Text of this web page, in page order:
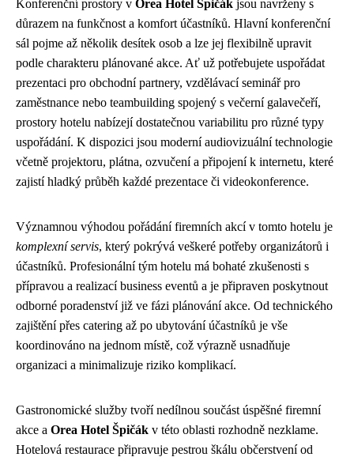
Konferenční prostory v Orea Hotel Špičák jsou navrženy s
důrazem na funkčnost a komfort účastníků. Hlavní konferenční
sál pojme až několik desítek osob a lze jej flexibilně upravit
podle charakteru plánované akce. Ať už potřebujete uspořádat
prezentaci pro obchodní partnery, vzdělávací seminář pro
zaměstnance nebo teambuilding spojený s večerní galavečeří,
prostory hotelu nabízejí dostatečnou variabilitu pro různé typy
uspořádání. K dispozici jsou moderní audiovizuální technologie
včetně projektoru, plátna, ozvučení a připojení k internetu, které
zajistí hladký průběh každé prezentace či videokonference.
Významnou výhodou pořádání firemních akcí v tomto hotelu je
komplexní servis, který pokrývá veškeré potřeby organizátorů i
účastníků. Profesionální tým hotelu má bohaté zkušenosti s
přípravou a realizací business eventů a je připraven poskytnout
odborné poradenství již ve fázi plánování akce. Od technického
zajištění přes catering až po ubytování účastníků je vše
koordinováno na jednom místě, což výrazně usnadňuje
organizaci a minimalizuje riziko komplikací.
Gastronomické služby tvoří nedílnou součást úspěšné firemní
akce a Orea Hotel Špičák v této oblasti rozhodně nezklame.
Hotelová restaurace připravuje pestrou škálu občerstvení od